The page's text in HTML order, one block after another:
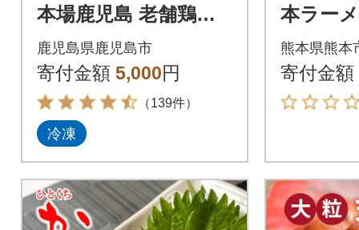
本場鹿児島 老舗鶏屋
のとり刺し 小分けパ
ック 鳥刺し専用たれ
付 K243-002
鹿児島県鹿児島市
寄付金額 5,000円
（139件）
冷凍
本ラー
市)
熊本県熊本
寄付金額